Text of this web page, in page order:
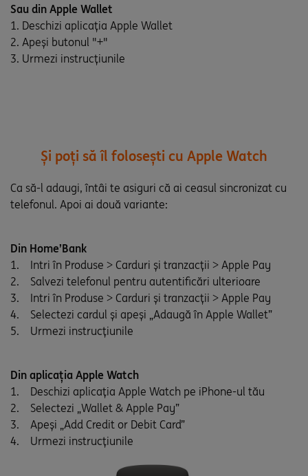
Sau din Apple Wallet
1. Deschizi aplicația Apple Wallet
2. Apeși butonul "+"
3. Urmezi instrucțiunile
Și poți să îl folosești cu Apple Watch
Ca să-l adaugi, întâi te asiguri că ai ceasul sincronizat cu
telefonul. Apoi ai două variante:
Din Home’Bank
1. Intri în Produse > Carduri și tranzacții > Apple Pay
2. Salvezi telefonul pentru autentificări ulterioare
3. Intri în Produse > Carduri și tranzacții > Apple Pay
4. Selectezi cardul și apeși „Adaugă în Apple Wallet”
5. Urmezi instrucțiunile
Din aplicația Apple Watch
1. Deschizi aplicația Apple Watch pe iPhone-ul tău
2. Selectezi „Wallet & Apple Pay”
3. Apeși „Add Credit or Debit Card”
4. Urmezi instrucțiunile